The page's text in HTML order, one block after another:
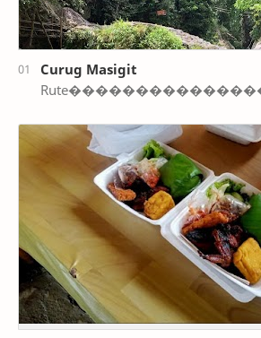
Curug Masigit